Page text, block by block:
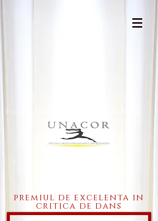
UNIUNEA ARTEI COREGRAFICE DIN ROMANIA
premiul de excelenta in
critica de dans